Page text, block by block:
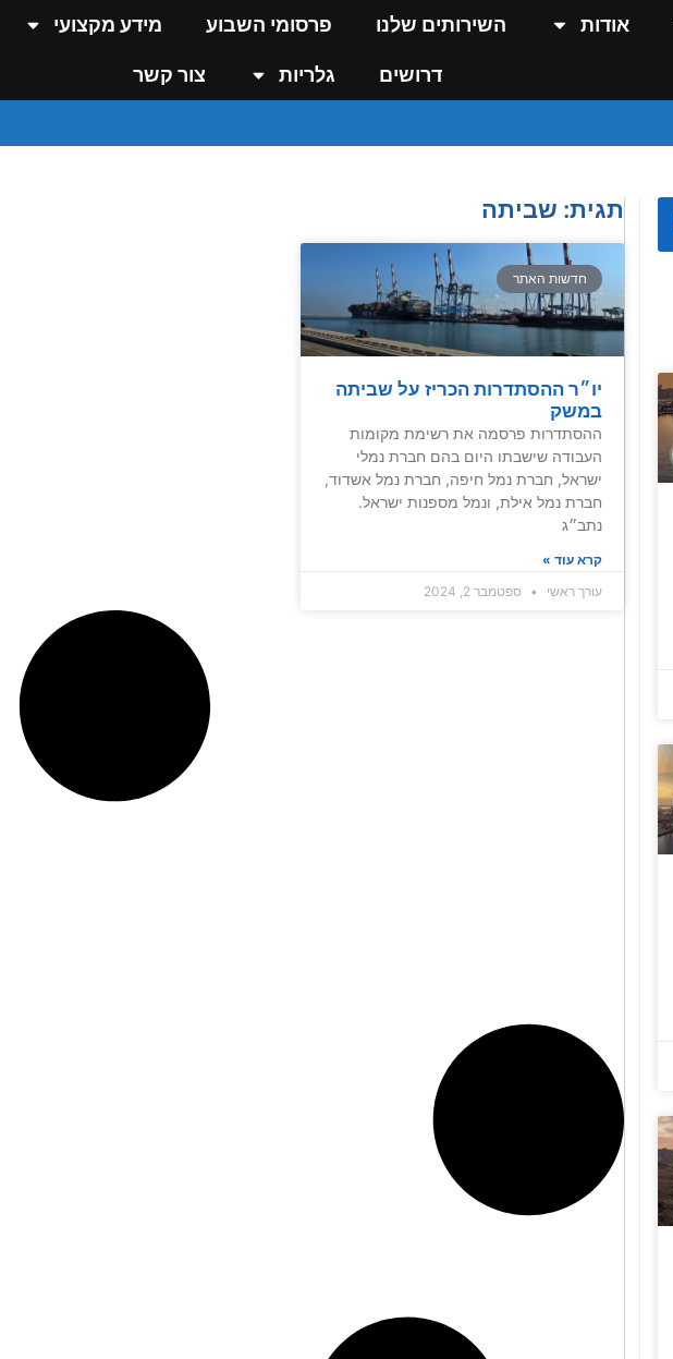
אודות השירותים שלנו פרסומי השבוע מידע מקצועי
דרושים גלריות צור קשר
תגית: שביתה
חדשות האתר
יו״ר ההסתדרות הכריז על שביתה
במשק
ההסתדרות פרסמה את רשימת מקומות
העבודה שישבתו היום בהם חברת נמלי
ישראל, חברת נמל חיפה, חברת נמל אשדוד,
חברת נמל אילת, ונמל מספנות ישראל.
נתב״ג
קרא עוד »
עורך ראשי
ספטמבר 2, 2024